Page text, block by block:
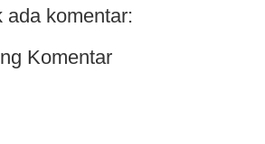
ada komentar:
Komentar